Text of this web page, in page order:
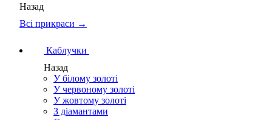
Назад
Всі прикраси →
Каблучки
Назад
У білому золоті
У червоному золоті
У жовтому золоті
З діамантами